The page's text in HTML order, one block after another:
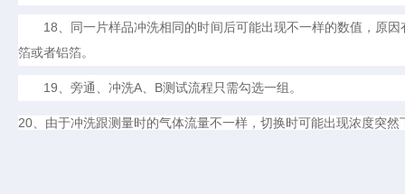
18、同一片样品冲洗相同的时间后可能出现不一样的数值，原
箔或者铝箔。
19、旁通、冲洗A、 B测试流程只需勾选一组。
20、由于冲洗跟测量时的气体流量不一样，切换时可能出现浓度突然